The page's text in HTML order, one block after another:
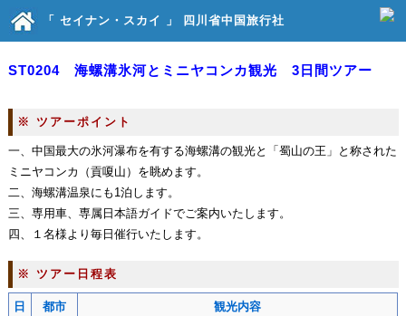
「 セイナン・スカイ 」 四川省中国旅行社
ST0204 海螺溝氷河とミニヤコンカ観光 3日間ツアー
※ ツアーポイント
一、中国最大の氷河瀑布を有する海螺溝の観光と「蜀山の王」と称された
ミニヤコンカ（貢嗄山）を眺めます。
二、海螺溝温泉にも1泊します。
三、専用車、専属日本語ガイドでご案内いたします。
四、１名様より毎日催行いたします。
※ ツアー日程表
日 都市 観光内容